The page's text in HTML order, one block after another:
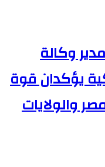
وكالة
يؤكدان قوة
والولايات